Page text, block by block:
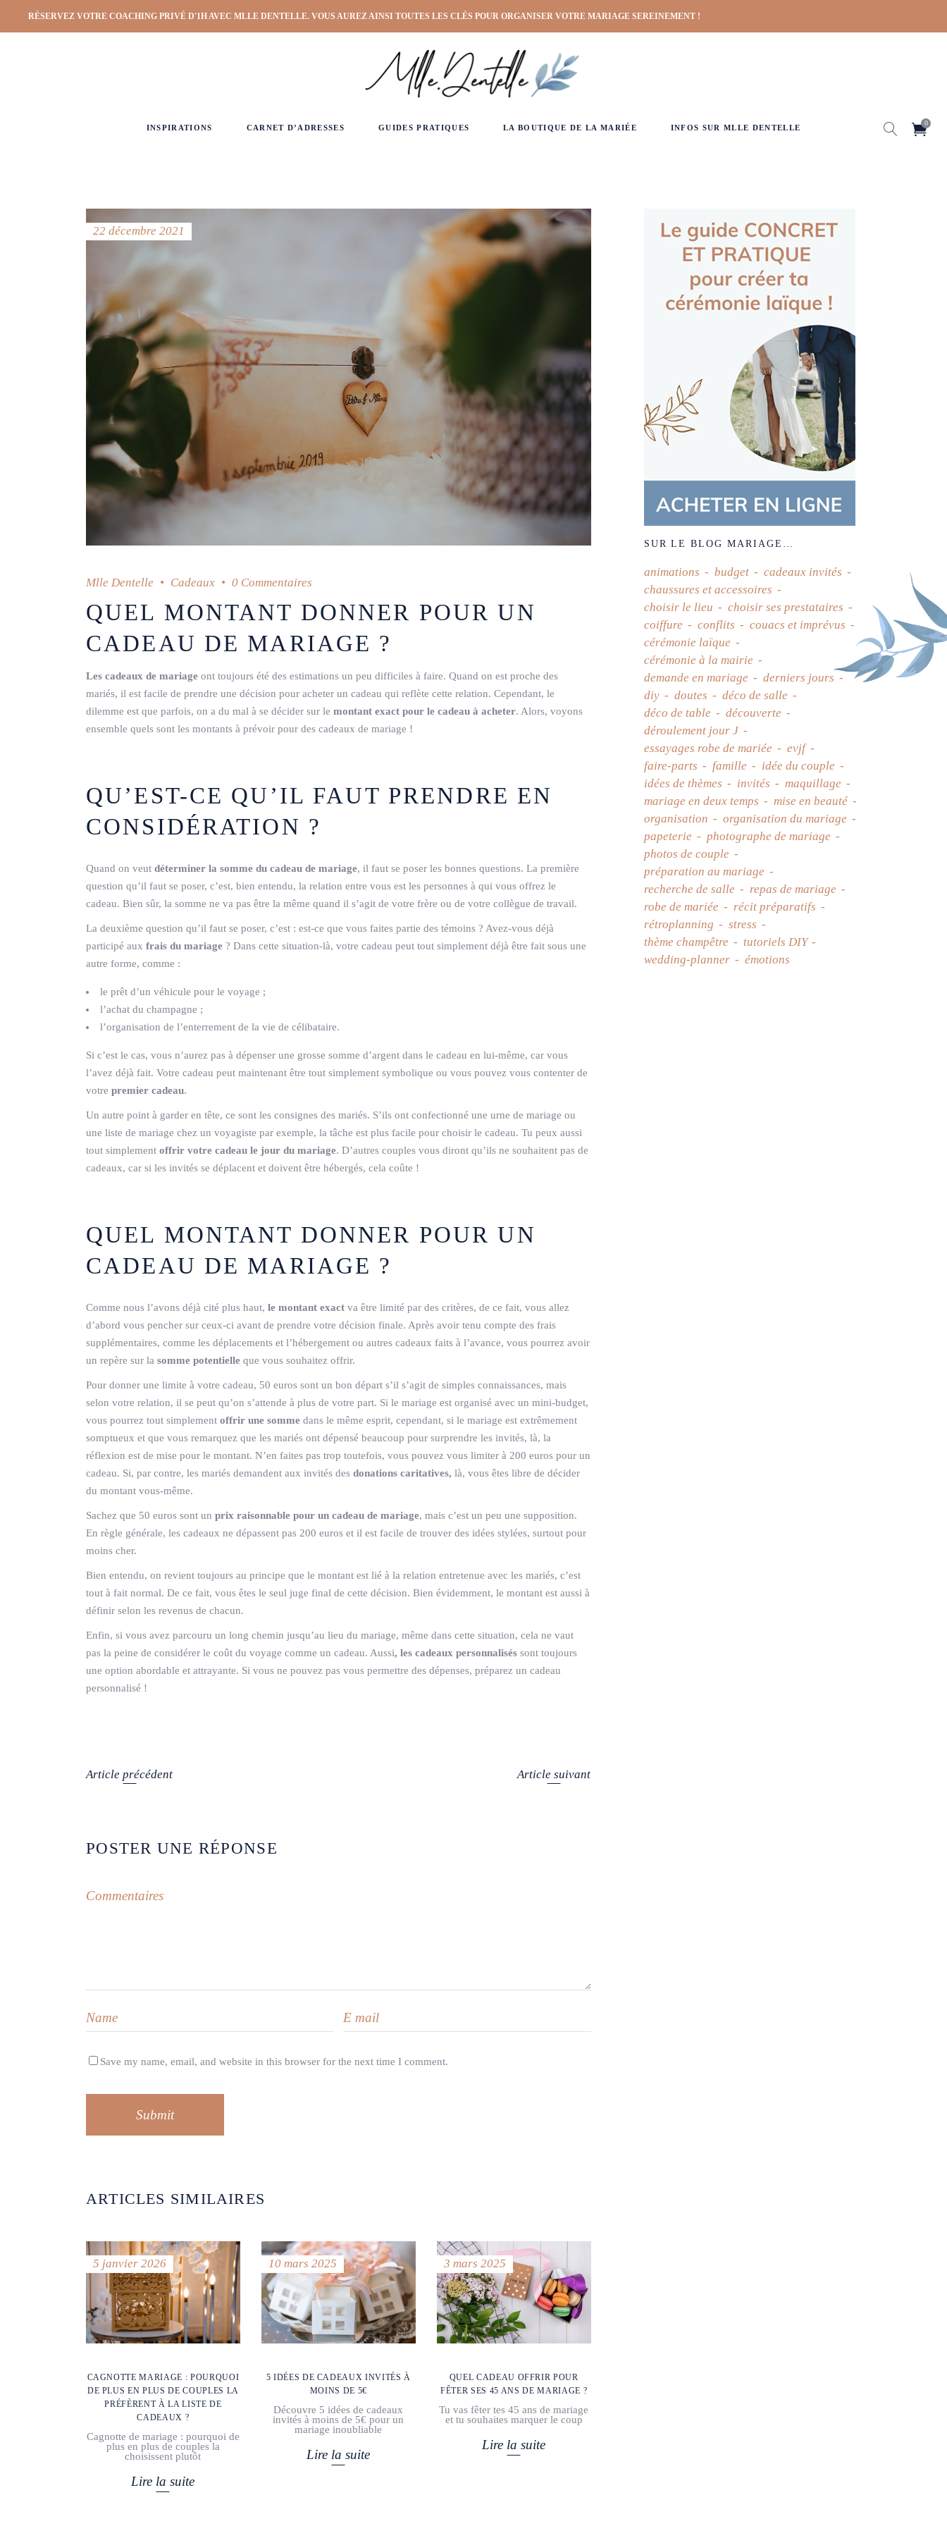
RÉSERVEZ VOTRE COACHING PRIVÉ D'1H AVEC MLLE DENTELLE. VOUS AUREZ AINSI TOUTES LES CLÉS POUR ORGANISER VOTRE MARIAGE SEREINEMENT !
INSPIRATIONS CARNET D’ADRESSES GUIDES PRATIQUES LA BOUTIQUE DE LA MARIÉE INFOS SUR MLLE DENTELLE
0
22 décembre 2021
Mlle Dentelle Cadeaux 0 Commentaires
QUEL MONTANT DONNER POUR UN
CADEAU DE MARIAGE ?
Les cadeaux de mariage ont toujours été des estimations un peu difficiles à faire. Quand on est proche des
mariés, il est facile de prendre une décision pour acheter un cadeau qui reflète cette relation. Cependant, le
dilemme est que parfois, on a du mal à se décider sur le montant exact pour le cadeau à acheter. Alors, voyons
ensemble quels sont les montants à prévoir pour des cadeaux de mariage !
QU’EST-CE QU’IL FAUT PRENDRE EN
CONSIDÉRATION ?
Quand on veut déterminer la somme du cadeau de mariage, il faut se poser les bonnes questions. La première
question qu’il faut se poser, c’est, bien entendu, la relation entre vous est les personnes à qui vous offrez le
cadeau. Bien sûr, la somme ne va pas être la même quand il s’agit de votre frère ou de votre collègue de travail.
La deuxième question qu’il faut se poser, c’est : est-ce que vous faites partie des témoins ? Avez-vous déjà
participé aux frais du mariage ? Dans cette situation-là, votre cadeau peut tout simplement déjà être fait sous une
autre forme, comme :
le prêt d’un véhicule pour le voyage ;
l’achat du champagne ;
l’organisation de l’enterrement de la vie de célibataire.
Si c’est le cas, vous n’aurez pas à dépenser une grosse somme d’argent dans le cadeau en lui-même, car vous
l’avez déjà fait. Votre cadeau peut maintenant être tout simplement symbolique ou vous pouvez vous contenter de
votre premier cadeau.
Un autre point à garder en tête, ce sont les consignes des mariés. S’ils ont confectionné une urne de mariage ou
une liste de mariage chez un voyagiste par exemple, la tâche est plus facile pour choisir le cadeau. Tu peux aussi
tout simplement offrir votre cadeau le jour du mariage. D’autres couples vous diront qu’ils ne souhaitent pas de
cadeaux, car si les invités se déplacent et doivent être hébergés, cela coûte !
QUEL MONTANT DONNER POUR UN
CADEAU DE MARIAGE ?
Comme nous l’avons déjà cité plus haut, le montant exact va être limité par des critères, de ce fait, vous allez
d’abord vous pencher sur ceux-ci avant de prendre votre décision finale. Après avoir tenu compte des frais
supplémentaires, comme les déplacements et l’hébergement ou autres cadeaux faits à l’avance, vous pourrez avoir
un repère sur la somme potentielle que vous souhaitez offrir.
Pour donner une limite à votre cadeau, 50 euros sont un bon départ s’il s’agit de simples connaissances, mais
selon votre relation, il se peut qu’on s’attende à plus de votre part. Si le mariage est organisé avec un mini-budget,
vous pourrez tout simplement offrir une somme dans le même esprit, cependant, si le mariage est extrêmement
somptueux et que vous remarquez que les mariés ont dépensé beaucoup pour surprendre les invités, là, la
réflexion est de mise pour le montant. N’en faites pas trop toutefois, vous pouvez vous limiter à 200 euros pour un
cadeau. Si, par contre, les mariés demandent aux invités des donations caritatives, là, vous êtes libre de décider
du montant vous-même.
Sachez que 50 euros sont un prix raisonnable pour un cadeau de mariage, mais c’est un peu une supposition.
En règle générale, les cadeaux ne dépassent pas 200 euros et il est facile de trouver des idées stylées, surtout pour
moins cher.
Bien entendu, on revient toujours au principe que le montant est lié à la relation entretenue avec les mariés, c’est
tout à fait normal. De ce fait, vous êtes le seul juge final de cette décision. Bien évidemment, le montant est aussi à
définir selon les revenus de chacun.
Enfin, si vous avez parcouru un long chemin jusqu’au lieu du mariage, même dans cette situation, cela ne vaut
pas la peine de considérer le coût du voyage comme un cadeau. Aussi, les cadeaux personnalisés sont toujours
une option abordable et attrayante. Si vous ne pouvez pas vous permettre des dépenses, préparez un cadeau
personnalisé !
Article précédent Article suivant
POSTER UNE RÉPONSE
Save my name, email, and website in this browser for the next time I comment.
Submit
ARTICLES SIMILAIRES
5 janvier 2026
CAGNOTTE MARIAGE : POURQUOI
DE PLUS EN PLUS DE COUPLES LA
PRÉFÈRENT À LA LISTE DE
CADEAUX ?
Cagnotte de mariage : pourquoi de
plus en plus de couples la
choisissent plutôt
Lire la suite
10 mars 2025
5 IDÉES DE CADEAUX INVITÉS À
MOINS DE 5€
Découvre 5 idées de cadeaux
invités à moins de 5€ pour un
mariage inoubliable
Lire la suite
3 mars 2025
QUEL CADEAU OFFRIR POUR
FÊTER SES 45 ANS DE MARIAGE ?
Tu vas fêter tes 45 ans de mariage
et tu souhaites marquer le coup
Lire la suite
SUR LE BLOG MARIAGE…
animations budget
cadeaux invités
chaussures et accessoires
choisir le lieu
choisir ses prestataires
coiffure
conflits
couacs et imprévus
cérémonie laïque
cérémonie à la mairie
demande en mariage
derniers jours
diy
doutes
déco de salle
déco de table
découverte
déroulement jour J
essayages robe de mariée
evjf
faire-parts
famille
idée du couple
idées de thèmes
invités
maquillage
mariage en deux temps
mise en beauté
organisation
organisation du mariage
papeterie
photographe de mariage
photos de couple
préparation au mariage
recherche de salle
repas de mariage
robe de mariée
récit préparatifs
rétroplanning
stress
thème champêtre
tutoriels DIY
wedding-planner
émotions